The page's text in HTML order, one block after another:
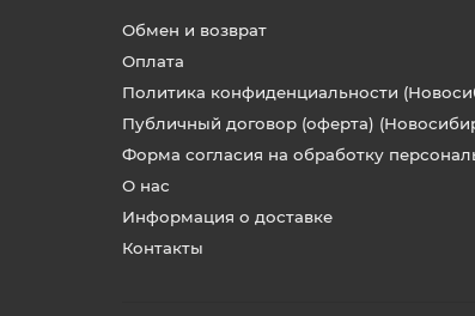
Обмен и возврат
Оплата
Политика конфиденциальности
Публичный договор (оферта)
Форма согласия на обработку
О нас
Информация о доставке
Контакты